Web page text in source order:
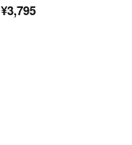
¥3,795